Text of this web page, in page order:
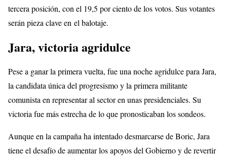
tercera posición, con el 19,5 por ciento de los votos. Sus votantes
serán pieza clave en el balotaje.
Jara, victoria agridulce
Pese a ganar la primera vuelta, fue una noche agridulce para Jara,
la candidata única del progresismo y la primera militante
comunista en representar al sector en unas presidenciales. Su
victoria fue más estrecha de lo que pronosticaban los sondeos.
Aunque en la campaña ha intentado desmarcarse de Boric, Jara
tiene el desafío de aumentar los apoyos del Gobierno y de revertir